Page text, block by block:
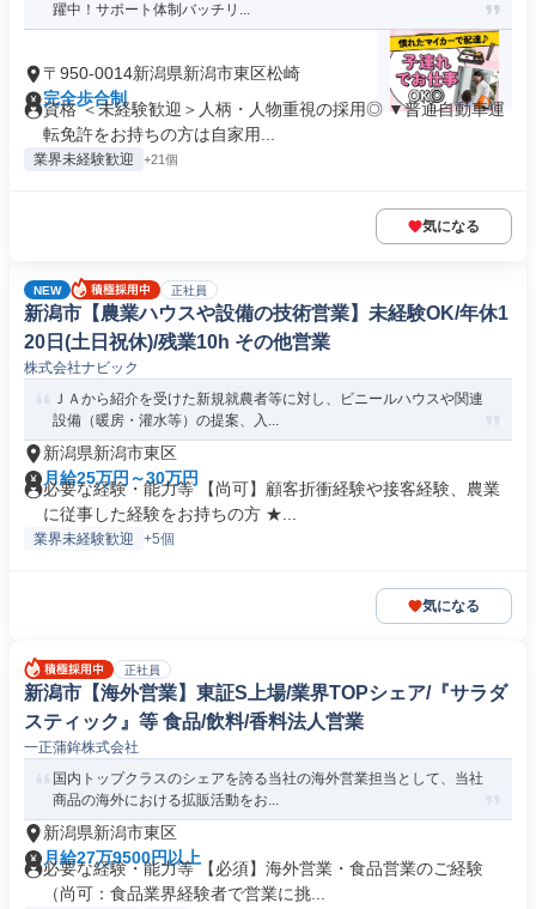
躍中！サポート体制バッチリ...
〒950-0014新潟県新潟市東区松崎
完全歩合制
資格 ＜未経験歓迎＞人柄・人物重視の採用◎ ▼普通自動車運
転免許をお持ちの方は自家用...
業界未経験歓迎 +21個
気になる
NEW 正社員
新潟市【農業ハウスや設備の技術営業】未経験OK/年休1
20日(土日祝休)/残業10h その他営業
株式会社ナビック
ＪＡから紹介を受けた新規就農者等に対し、ビニールハウスや関連
設備（暖房・灌水等）の提案、入...
新潟県新潟市東区
月給25万円～30万円
必要な経験・能力等 【尚可】顧客折衝経験や接客経験、農業
に従事した経験をお持ちの方 ★...
業界未経験歓迎 +5個
気になる
正社員
新潟市【海外営業】東証S上場/業界TOPシェア/『サラダ
スティック』等 食品/飲料/香料法人営業
一正蒲鉾株式会社
国内トップクラスのシェアを誇る当社の海外営業担当として、当社
商品の海外における拡販活動をお...
新潟県新潟市東区
月給27万9500円以上
必要な経験・能力等 【必須】海外営業・食品営業のご経験
（尚可：食品業界経験者で営業に挑...